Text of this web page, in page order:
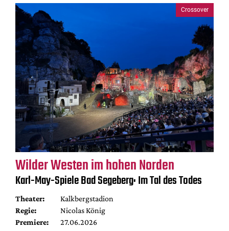
Crossover
Wilder Westen im hohen Norden
Karl-May-Spiele Bad Segeberg: Im Tal des Todes
Theater:
Kalkbergstadion
Regie:
Nicolas König
Premiere:
27.06.2026